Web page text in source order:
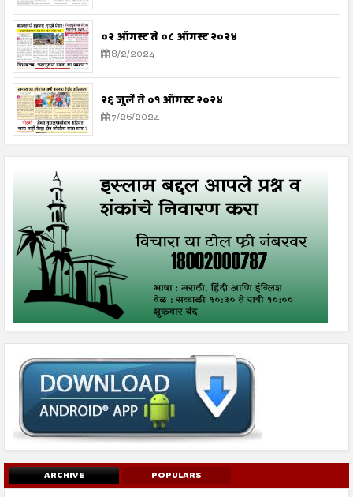
०२ ऑगस्ट ते ०८ ऑगस्ट २०२४
8/2/2024
२६ जुलै ते ०१ ऑगस्ट २०२४
7/26/2024
ARCHIVE POPULARS